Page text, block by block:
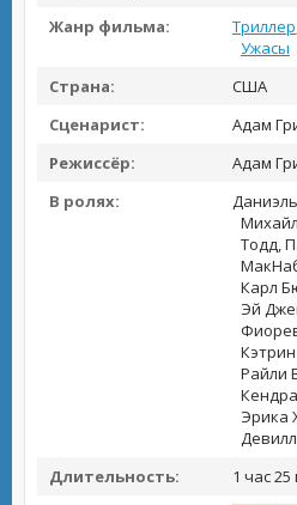
Жанр фильма:
Триллер
Ужасы
Страна:
США
Сценарист:
Адам
Режиссёр:
Адам
В ролях:
Тодд,
Карл
Эй
Райли
Эрика
Длительность:
1 час